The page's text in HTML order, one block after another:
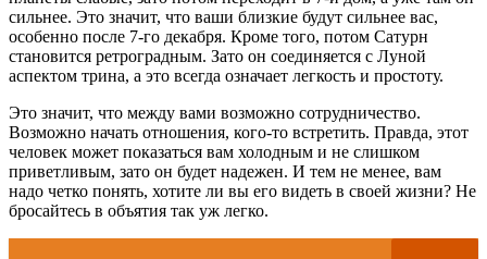
сильнее. Это значит, что ваши близкие будут сильнее вас,
особенно после 7-го декабря. Кроме того, потом Сатурн
становится ретроградным. Зато он соединяется с Луной
аспектом трина, а это всегда означает легкость и простоту.
Это значит, что между вами возможно сотрудничество.
Возможно начать отношения, кого-то встретить. Правда, этот
человек может показаться вам холодным и не слишком
приветливым, зато он будет надежен. И тем не менее, вам
надо четко понять, хотите ли вы его видеть в своей жизни? Не
бросайтесь в объятия так уж легко.